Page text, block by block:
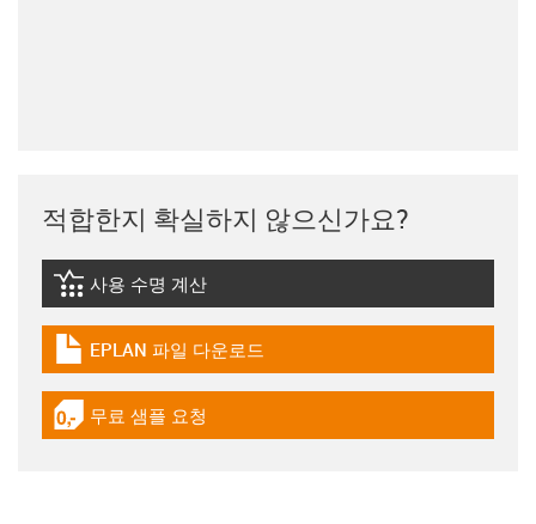
적합한지 확실하지 않으신가요?
igus-icon-lebensdauerrechner
사용 수명 계산
igus-icon-download-plan
EPLAN 파일 다운로드
igus-icon-gratismuster
무료 샘플 요청